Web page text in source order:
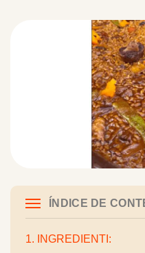
ÍNDICE DE
1. INGREDIENTI: